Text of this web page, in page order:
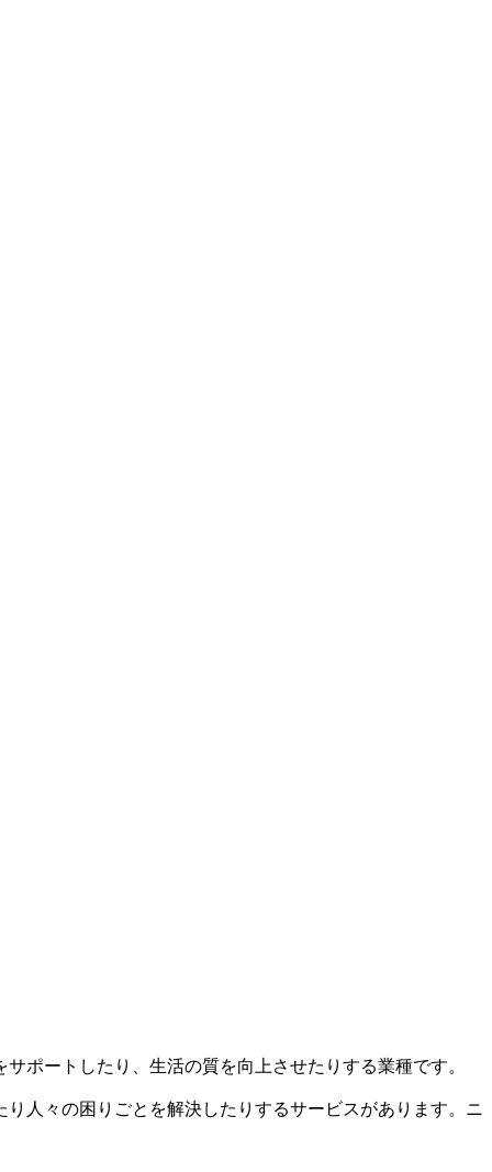
ポートしたり、生活の質を向上させたりする業種です。
人々の困りごとを解決したりするサービスがあります。ニ